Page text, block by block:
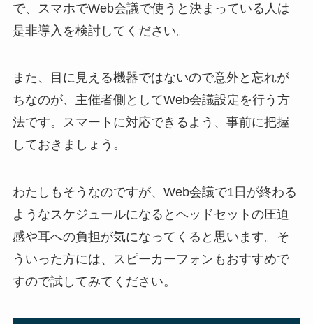
で、スマホでWeb会議で使うと決まっている人は
是非導入を検討してください。
また、目に見える機器ではないので意外と忘れが
ちなのが、主催者側としてWeb会議設定を行う方
法です。スマートに対応できるよう、事前に把握
しておきましょう。
わたしもそうなのですが、Web会議で1日が終わる
ようなスケジュールになるとヘッドセットの圧迫
感や耳への負担が気になってくると思います。そ
ういった方には、スピーカーフォンもおすすめで
すので試してみてください。